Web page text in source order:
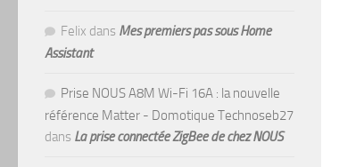
Felix dans Mes premiers pas sous Home
Assistant
Prise NOUS A8M Wi-Fi 16A : la nouvelle
référence Matter - Domotique Technoseb27
dans La prise connectée ZigBee de chez NOUS